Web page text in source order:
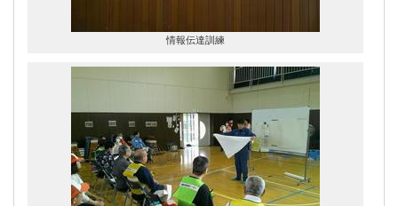
情報伝達訓練